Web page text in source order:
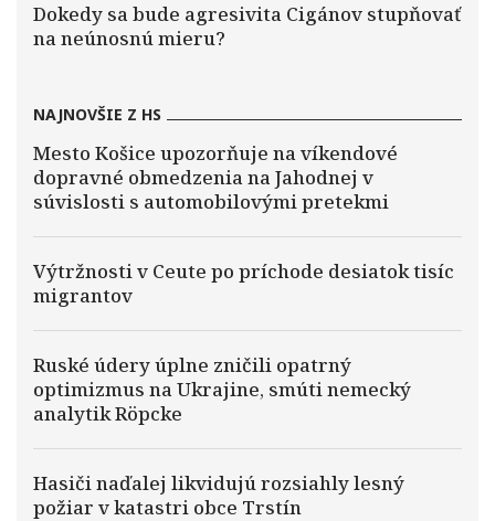
Dokedy sa bude agresivita Cigánov stupňovať
na neúnosnú mieru?
NAJNOVŠIE Z HS
Mesto Košice upozorňuje na víkendové
dopravné obmedzenia na Jahodnej v
súvislosti s automobilovými pretekmi
Výtržnosti v Ceute po príchode desiatok tisíc
migrantov
Ruské údery úplne zničili opatrný
optimizmus na Ukrajine, smúti nemecký
analytik Röpcke
Hasiči naďalej likvidujú rozsiahly lesný
požiar v katastri obce Trstín